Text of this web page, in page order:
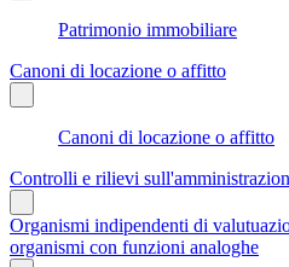
Patrimonio immobiliare
Canoni di locazione o affitto
Canoni di locazione o affitto
Controlli e rilievi
Organismi indipendenti di
organismi con funzioni analoghe